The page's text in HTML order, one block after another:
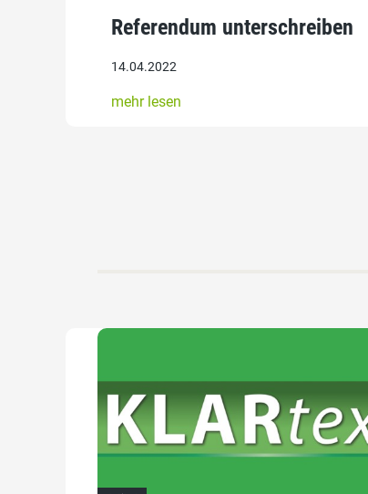
Referendum unterschreiben
14.04.2022
mehr lesen